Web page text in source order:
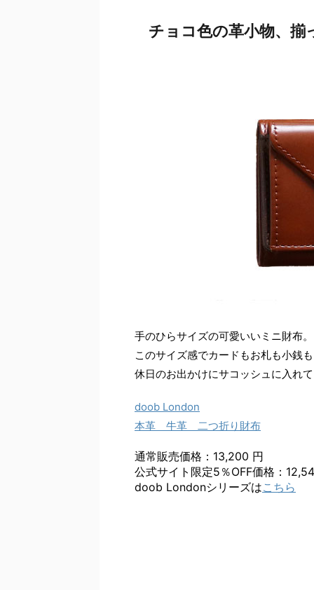
チョコ色の革小物、揃
手のひらサイズの可愛いいミニ財布。
このサイズ感でカードもお札も小銭
休日のお出かけにサコッシュに入れ
doob London
本革 牛革 二つ折り財布
通常販売価格：13,200 円
公式サイト限定5％OFF価格：
doob Londonシリーズはこちら